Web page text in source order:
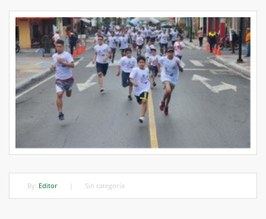
By: Editor Sin categoría